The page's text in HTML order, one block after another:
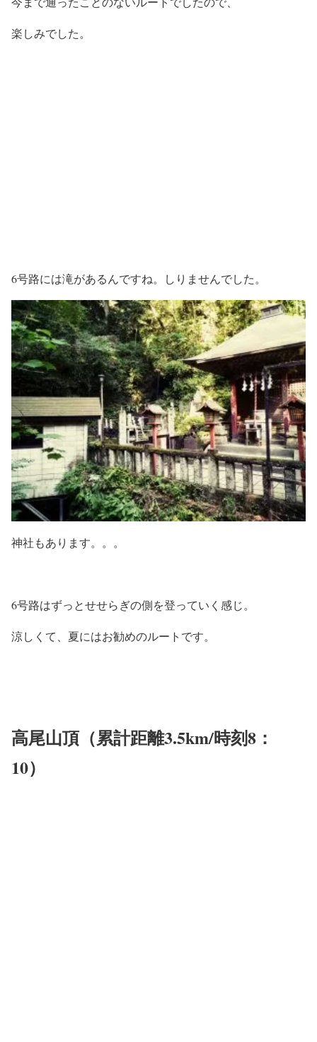
楽しみでした。
6号路には滝があるんですね。しりませんでした。
神社もあります。。。
6号路はずっとせせらぎの側を登っていく感じ。
涼しくて、夏にはお勧めのルートです。
高尾山頂（累計距離3.5km/時刻8：
10）